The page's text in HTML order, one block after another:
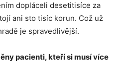
dopláceli desetitisíce za
ani sto tisíc korun. Což už
je spravedlivější.
pacienti, kteří si musí více